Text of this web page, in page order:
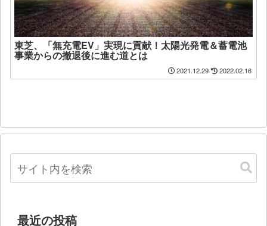
東芝、「無充電EV」実現に貢献！太陽光発電＆蓄電池
事業からの撤退後に進む道とは
2021.12.29 2022.02.16
最近の投稿